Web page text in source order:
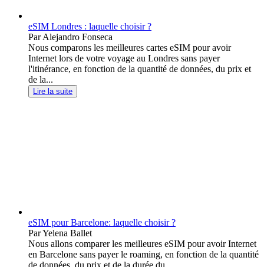
eSIM Londres : laquelle choisir ?
Par Alejandro Fonseca
Nous comparons les meilleures cartes eSIM pour avoir
Internet lors de votre voyage au Londres sans payer
l'itinérance, en fonction de la quantité de données, du prix et
de la...
Lire la suite
eSIM pour Barcelone: laquelle choisir ?
Par Yelena Ballet
Nous allons comparer les meilleures eSIM pour avoir Internet
en Barcelone sans payer le roaming, en fonction de la quantité
de données, du prix et de la durée du...